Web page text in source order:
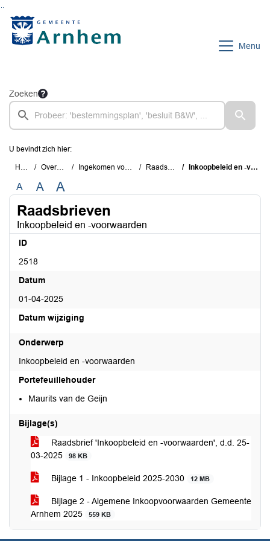
Menu
Zoeken
U bevindt zich hier:
Home Overzichten Ingekomen voor de raad Raadsbrieven Inkoopbeleid en -voorwaarden
A A A
Raadsbrieven
Inkoopbeleid en -voorwaarden
ID
2518
Datum
01-04-2025
Datum wijziging
Onderwerp
Inkoopbeleid en -voorwaarden
Portefeuillehouder
Maurits van de Geijn
Bijlage(s)
Raadsbrief 'Inkoopbeleid en -voorwaarden', d.d. 25-
03-2025
98 KB
Bijlage 1 - Inkoopbeleid 2025-2030 12 MB
BIjlage 2 - Algemene Inkoopvoorwaarden Gemeente
Arnhem 2025
559 KB